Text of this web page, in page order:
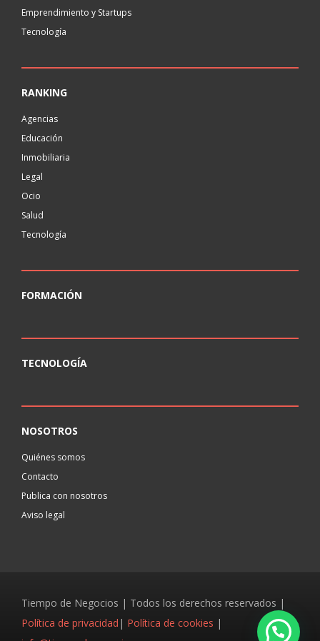
Emprendimiento y Startups
Tecnología
RANKING
Agencias
Educación
Inmobiliaria
Legal
Ocio
Salud
Tecnología
FORMACIÓN
TECNOLOGÍA
NOSOTROS
Quiénes somos
Contacto
Publica con nosotros
Aviso legal
Tiempo de Negocios | Todos los derechos reservados |
Política de privacidad | Política de cookies |